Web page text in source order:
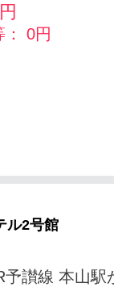
円
： 0円
ル2号館
予讃線 本山駅